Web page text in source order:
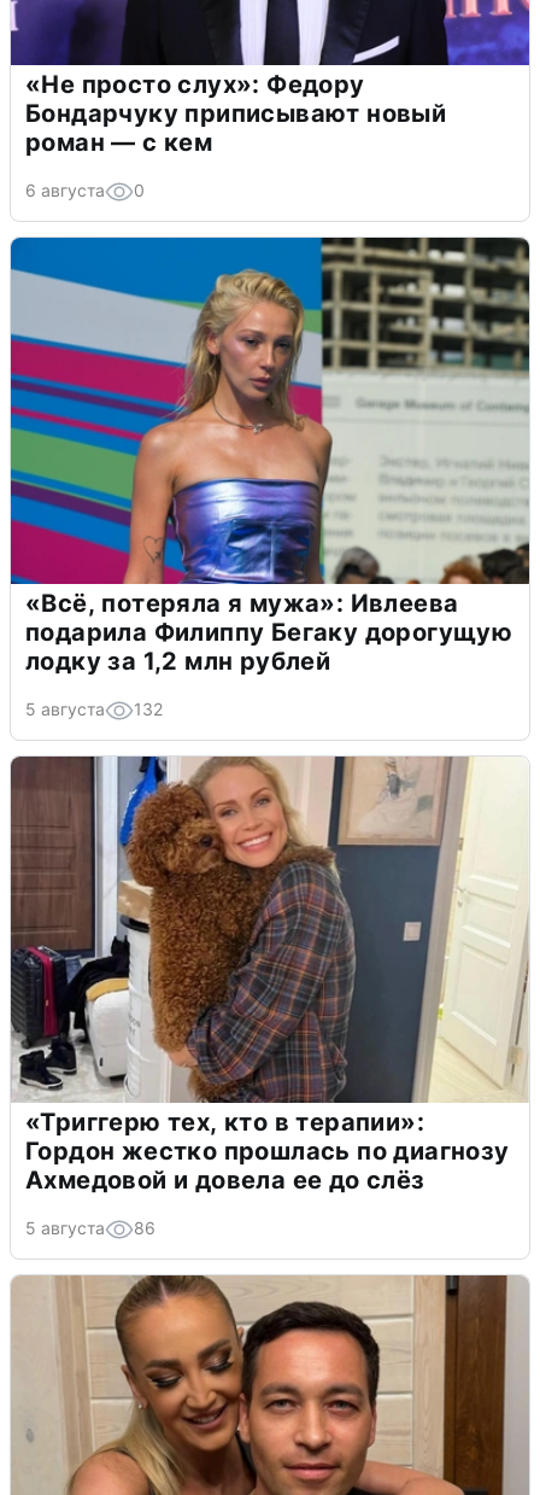
«Не просто слух»: Федору
Бондарчуку приписывают новый
роман — с кем
6 августа 0
«Всё, потеряла я мужа»: Ивлеева
подарила Филиппу Бегаку дорогущую
лодку за 1,2 млн рублей
5 августа 132
«Триггерю тех, кто в терапии»:
Гордон жестко прошлась по диагнозу
Ахмедовой и довела ее до слёз
5 августа 86